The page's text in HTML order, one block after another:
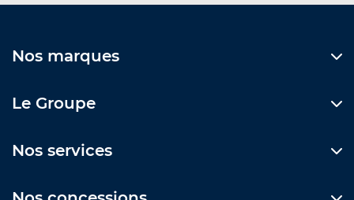
Nos marques
Le Groupe
Nos services